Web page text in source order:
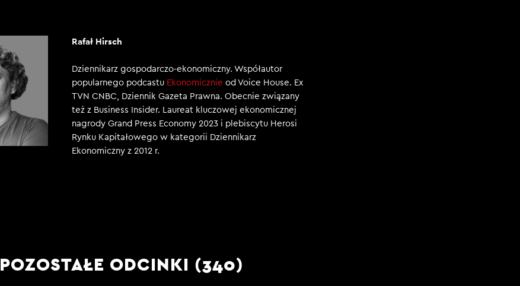
Rafał Hirsch
Dziennikarz gospodarczo-ekonomiczny. Współautor
popularnego podcastu Ekonomicznie od Voice House. Ex
TVN CNBC, Dziennik Gazeta Prawna. Obecnie związany
też z Business Insider. Laureat kluczowej ekonomicznej
nagrody Grand Press Economy 2023 i plebiscytu Herosi
Rynku Kapitałowego w kategorii Dziennikarz
Ekonomiczny z 2012 r.
POZOSTAŁE ODCINKI (340)